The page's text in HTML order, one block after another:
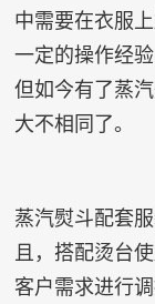
中需要在衣服
一定的操作经验
但如今有了蒸
大不相同了。
蒸汽熨斗配套
且，搭配烫台
客户需求进行